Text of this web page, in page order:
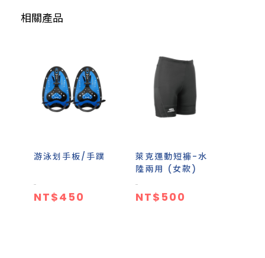
相關產品
游泳划手板/手蹼
NT$450
萊克運動短褲-水
陸兩用 (女款)
NT$500